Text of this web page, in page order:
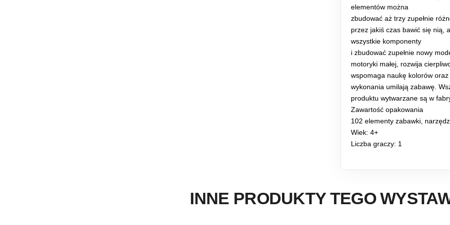
elementów można
zbudować aż trzy zupełnie
przez jakiś czas bawić się nią,
wszystkie komponenty
i zbudować zupełnie nowy
motoryki małej, rozwija
wspomaga naukę kolorów
wykonania umilają zabawę.
produktu wytwarzane są w
Zawartość opakowania
102 elementy zabawki,
Wiek: 4+
Liczba graczy: 1
INNE PRODUKTY TEGO